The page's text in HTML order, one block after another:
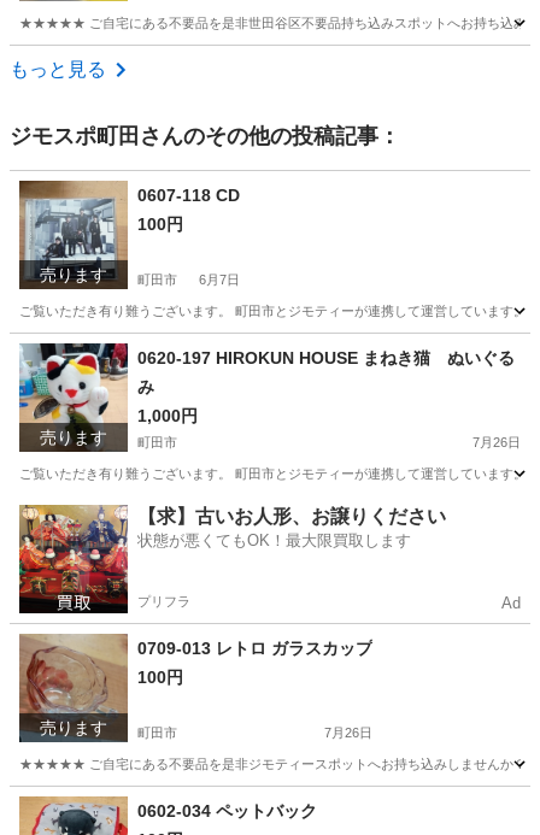
★★★★★ ご自宅にある不要品を是非世田谷区不要品持ち込みスポットへお持ち込みし
東京 世田谷区
もっと見る
ジモスポ町田 さんのその他の投稿記事：
売ります
0607-118 CD
100円
町田市 6月7日
ご覧いただき有り難うございます。 町田市とジモティーが連携して運営していま
東京 町田市
売ります
0620-197 HIROKUN HOUSE まねき猫 ぬいぐる
み
1,000円
町田市 7月26日
ご覧いただき有り難うございます。 町田市とジモティーが連携して運営していま
東京 町田市 おもちゃ リユース
【求】古いお人形、お譲りください
状態が悪くてもOK！最大限買取します
プリフラ Ad
売ります
0709-013 レトロ ガラスカップ
100円
町田市 7月26日
★★★★★ ご自宅にある不要品を是非ジモティースポットへお持ち込みしませんか？
東京 町田市 現地
0602-034 ペットバック